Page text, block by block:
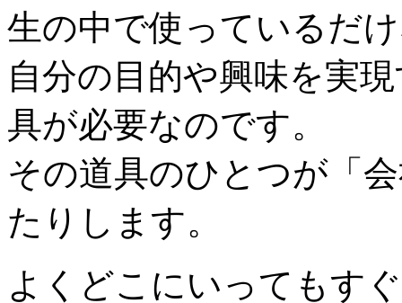
生の中で使っているだ
自分の目的や興味を実
具が必要なのです。
その道具のひとつが「
たりします。
よくどこにいってもす